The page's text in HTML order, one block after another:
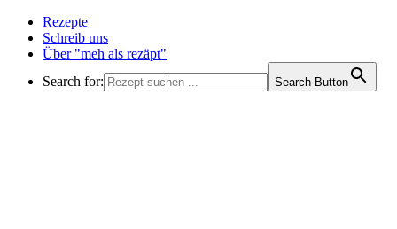
Rezepte
Schreib uns
Über "meh als rezäpt"
Search for:
Search Button